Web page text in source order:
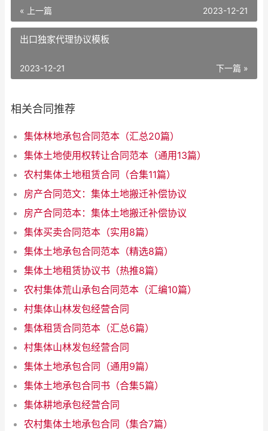
« 上一篇 2023-12-21
出口独家代理协议模板
下一篇 »
2023-12-21
相关合同推荐
集体林地承包合同范本（汇总20篇）
集体土地使用权转让合同范本（通用13篇）
农村集体土地租赁合同（合集11篇）
房产合同范文：集体土地搬迁补偿协议
房产合同范本：集体土地搬迁补偿协议
集体买卖合同范本（实用8篇）
集体土地承包合同范本（精选8篇）
集体土地租赁协议书（热推8篇）
农村集体荒山承包合同范本（汇编10篇）
村集体山林发包经营合同
集体租赁合同范本（汇总6篇）
村集体山林发包经营合同
集体土地承包合同（通用9篇）
集体土地承包合同书（合集5篇）
集体耕地承包经营合同
农村集体土地承包合同（集合7篇）